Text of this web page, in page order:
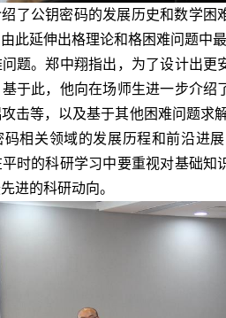
了公钥密码的发展历史和数学
此延伸出格理论和格困难问题中
题。郑中翔指出，为了设计出
于此，他向在场师生进一步介绍
击等，以及基于其他困难问题求
码相关领域的发展历程和前沿进
时的科研学习中要重视对基础
进的科研动向。